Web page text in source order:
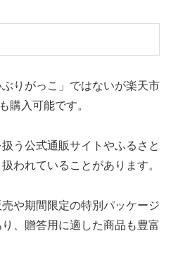
りがっこ」ではないが楽天市
購入可能です。
う公式通販サイトやふるさと
われていることがあります。
や期間限定の特別パッケージ
、贈答用に適した商品も豊富